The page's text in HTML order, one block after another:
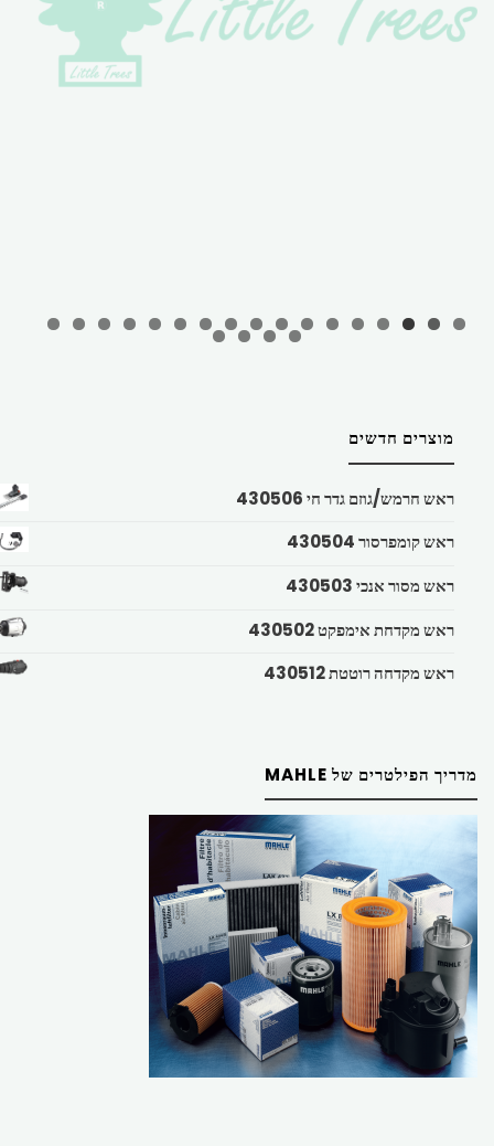
מוצרים חדשים
ראש חרמש/גוזם גדר חי 430506
ראש קומפרסור 430504
ראש מסור אנכי 430503
ראש מקדחת אימפקט 430502
ראש מקדחה רוטטת 430512
מדריך הפילטרים של MAHLE